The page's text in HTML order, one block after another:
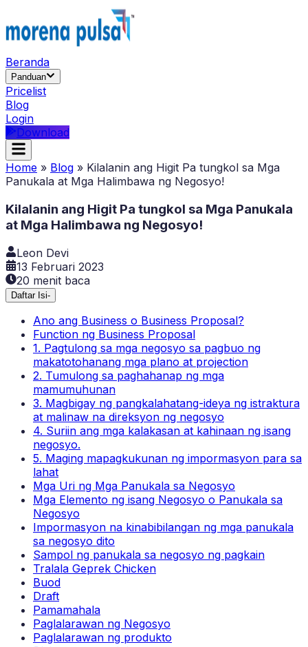
Beranda
Panduan
Pricelist
Blog
Login
Download
Home » Blog » Kilalanin ang Higit Pa tungkol sa Mga
Panukala at Mga Halimbawa ng Negosyo!
Kilalanin ang Higit Pa tungkol sa Mga Panukala
at Mga Halimbawa ng Negosyo!
Leon Devi
13 Februari 2023
20 menit baca
Daftar Isi-
Ano ang Business o Business Proposal?
Function ng Business Proposal
1. Pagtulong sa mga negosyo sa pagbuo ng
makatotohanang mga plano at projection
2. Tumulong sa paghahanap ng mga
mamumuhunan
3. Magbigay ng pangkalahatang-ideya ng istraktura
at malinaw na direksyon ng negosyo
4. Suriin ang mga kalakasan at kahinaan ng isang
negosyo.
5. Maging mapagkukunan ng impormasyon para sa
lahat
Mga Uri ng Mga Panukala sa Negosyo
Mga Elemento ng isang Negosyo o Panukala sa
Negosyo
Impormasyon na kinabibilangan ng mga panukala
sa negosyo dito
Sampol ng panukala sa negosyo ng pagkain
Tralala Geprek Chicken
Buod
Draft
Pamamahala
Paglalarawan ng Negosyo
Paglalarawan ng produkto